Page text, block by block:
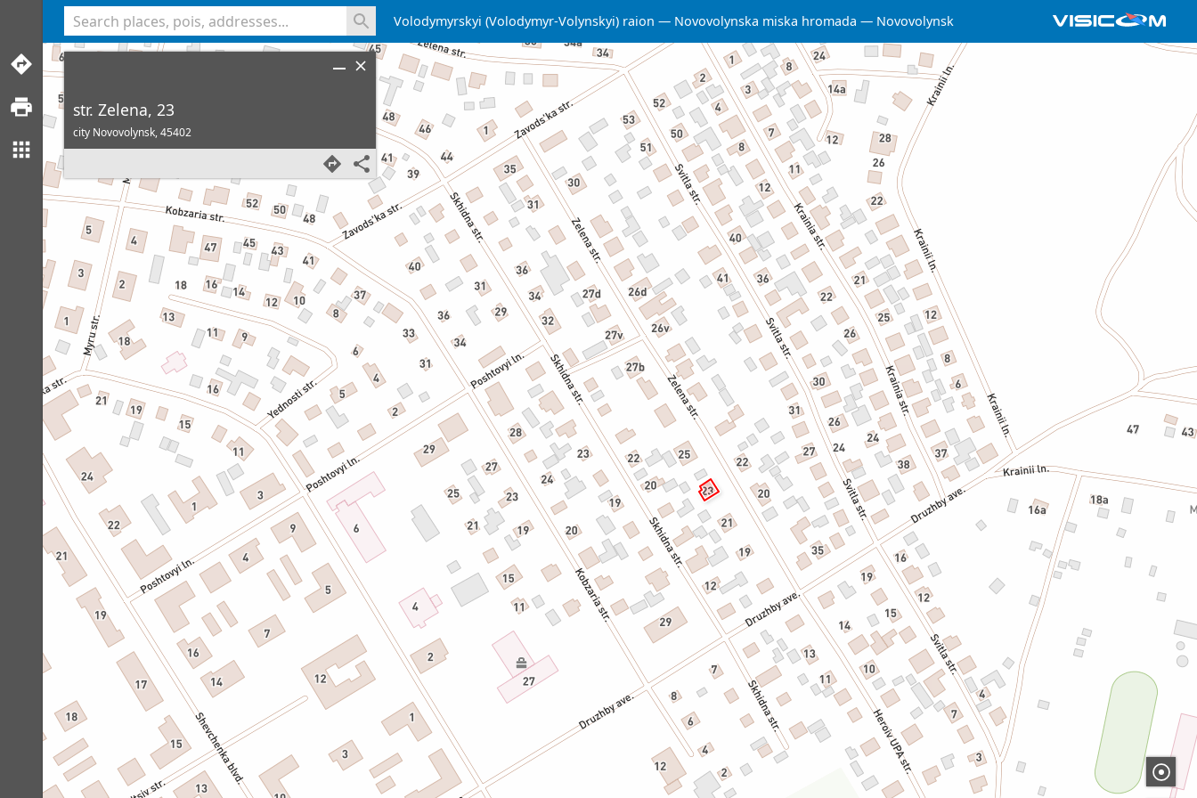
Volodymyrskyi (Volodymyr-Volynskyi) raion Novovolynska miska hromada Novovolynsk
str. Zelena, 23
city Novovolynsk,45402
<% console.log(hcard) %>